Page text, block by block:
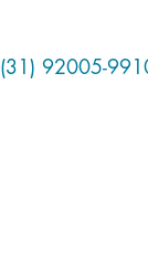
(31) 92005-